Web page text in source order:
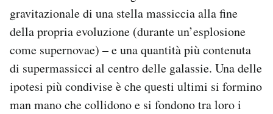
gravitazionale di una stella massiccia alla fine
della propria evoluzione (durante un’esplosione
come supernovae) – e una quantità più contenuta
di supermassicci al centro delle galassie. Una delle
ipotesi più condivise è che questi ultimi si formino
man mano che collidono e si fondono tra loro i